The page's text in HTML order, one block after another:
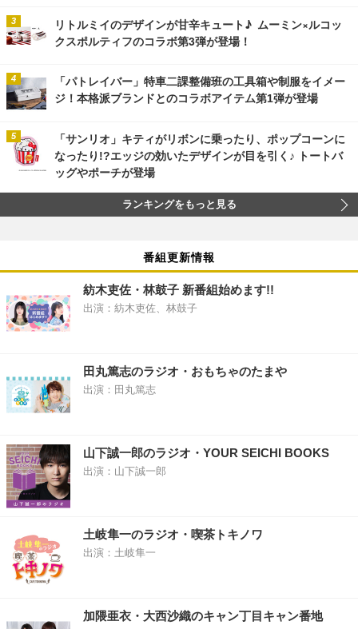
リトルミイのデザインが甘辛キュート♪ ムーミン×ルコッ
クスポルティフのコラボ第3弾が登場！
「パトレイバー」特車二課整備班の工具箱や制服をイメー
ジ！本格派ブランドとのコラボアイテム第1弾が登場
「サンリオ」キティがリボンに乗ったり、ポップコーンに
なったり!?エッジの効いたデザインが目を引く♪ トートバ
ッグやポーチが登場
ランキングをもっと見る
番組更新情報
紡木吏佐・林鼓子 新番組始めます!!
出演：紡木吏佐、林鼓子
田丸篤志のラジオ・おもちゃのたまや
出演：田丸篤志
山下誠一郎のラジオ・YOUR SEICHI BOOKS
出演：山下誠一郎
土岐隼一のラジオ・喫茶トキノワ
出演：土岐隼一
加隈亜衣・大西沙織のキャン丁目キャン番地